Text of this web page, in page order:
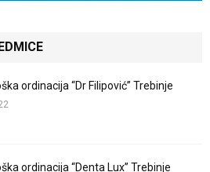
ordinacija “Dr Filipović” Trebinje
ordinacija “Denta Lux” Trebinje